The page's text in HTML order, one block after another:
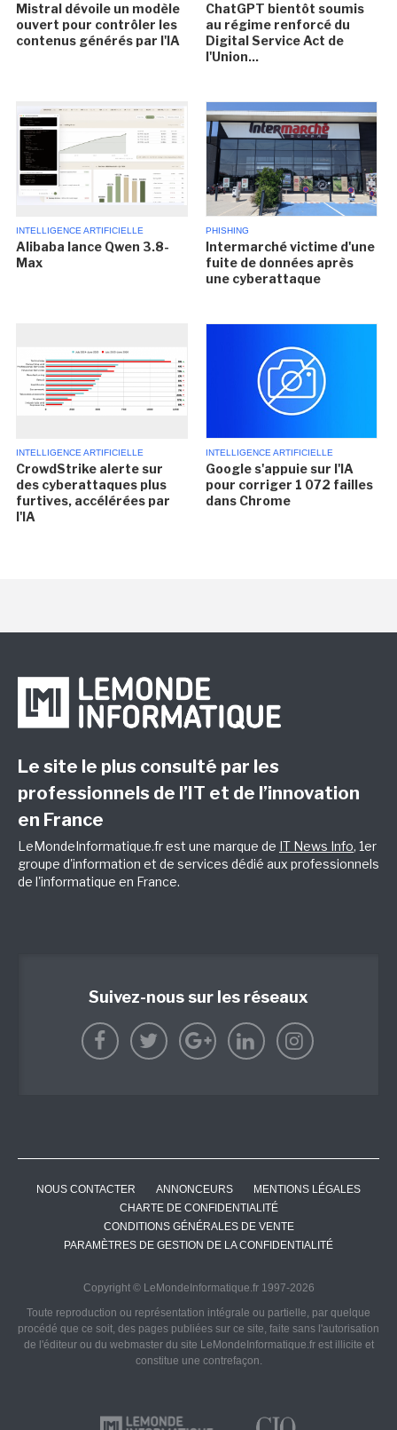
Mistral dévoile un modèle
ouvert pour contrôler les
contenus générés par l'IA
ChatGPT bientôt soumis
au régime renforcé du
Digital Service Act de
l'Union...
INTELLIGENCE ARTIFICIELLE
Alibaba lance Qwen 3.8-
Max
PHISHING
Intermarché victime d'une
fuite de données après
une cyberattaque
INTELLIGENCE ARTIFICIELLE
CrowdStrike alerte sur
des cyberattaques plus
furtives, accélérées par
l'IA
INTELLIGENCE ARTIFICIELLE
Google s'appuie sur l'IA
pour corriger 1 072 failles
dans Chrome
Le site le plus consulté par les
professionnels de l’IT et de l’innovation
en France
LeMondeInformatique.fr est une marque de IT News Info, 1er
groupe d'information et de services dédié aux professionnels
de l'informatique en France.
Suivez-nous sur les réseaux
NOUS CONTACTER ANNONCEURS
MENTIONS LÉGALES
CHARTE DE CONFIDENTIALITÉ
CONDITIONS GÉNÉRALES DE VENTE
PARAMÈTRES DE GESTION DE LA CONFIDENTIALITÉ
Copyright © LeMondeInformatique.fr 1997-2026
Toute reproduction ou représentation intégrale ou partielle, par quelque
procédé que ce soit, des pages publiées sur ce site, faite sans l'autorisation
de l'éditeur ou du webmaster du site LeMondeInformatique.fr est illicite et
constitue une contrefaçon.